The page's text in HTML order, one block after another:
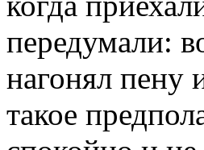
передумали:
нагонял пену
такое